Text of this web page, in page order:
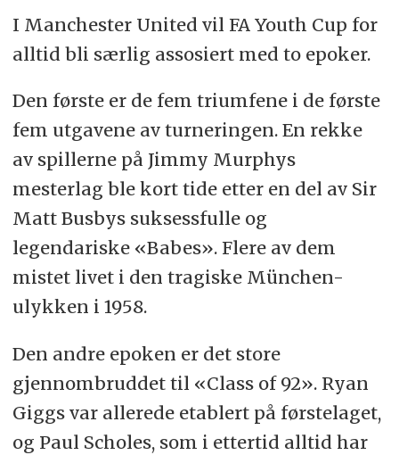
I Manchester United vil FA Youth Cup for
alltid bli særlig assosiert med to epoker.
Den første er de fem triumfene i de første
fem utgavene av turneringen. En rekke
av spillerne på Jimmy Murphys
mesterlag ble kort tide etter en del av Sir
Matt Busbys suksessfulle og
legendariske «Babes». Flere av dem
mistet livet i den tragiske München-
ulykken i 1958.
Den andre epoken er det store
gjennombruddet til «Class of 92». Ryan
Giggs var allerede etablert på førstelaget,
og Paul Scholes, som i ettertid alltid har